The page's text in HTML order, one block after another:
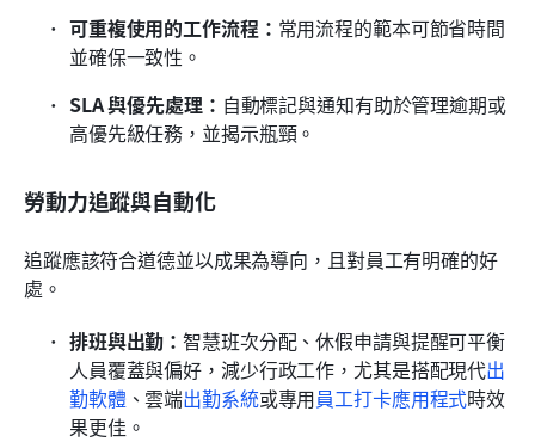
可重複使用的工作流程： 常用流程的範本可節省時間
並確保一致性。
SLA 與優先處理： 自動標記與通知有助於管理逾期或
高優先級任務，並揭示瓶頸。
勞動力追蹤與自動化
追蹤應該符合道德並以成果為導向，且對員工有明確的好
處。
排班與出勤：智慧班次分配、休假申請與提醒可平衡
人員覆蓋與偏好，減少行政工作，尤其是搭配現代出
勤軟體 、雲端出勤系統或專用員工打卡應用程式時效
果更佳。